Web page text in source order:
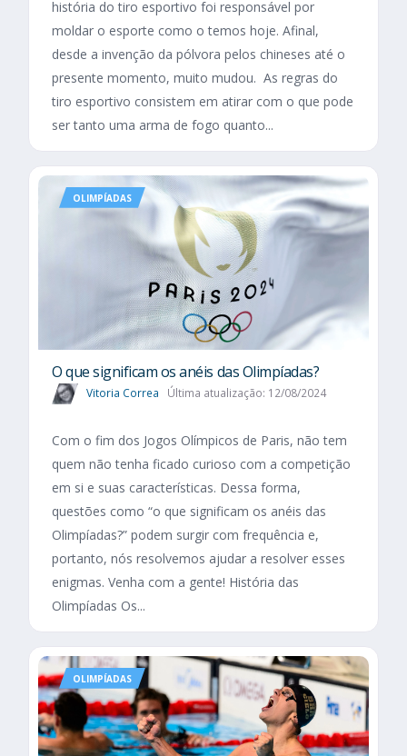
história do tiro esportivo foi responsável por
moldar o esporte como o temos hoje. Afinal,
desde a invenção da pólvora pelos chineses até o
presente momento, muito mudou. As regras do
tiro esportivo consistem em atirar com o que pode
ser tanto uma arma de fogo quanto...
OLIMPÍADAS
O que significam os anéis das Olimpíadas?
Vitoria Correa Última atualização: 12/08/2024
Com o fim dos Jogos Olímpicos de Paris, não tem
quem não tenha ficado curioso com a competição
em si e suas características. Dessa forma,
questões como “o que significam os anéis das
Olimpíadas?” podem surgir com frequência e,
portanto, nós resolvemos ajudar a resolver esses
enigmas. Venha com a gente! História das
Olimpíadas Os...
OLIMPÍADAS